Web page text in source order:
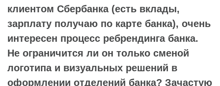
клиентом Сбербанка (есть вклады,
зарплату получаю по карте банка), очень
интересен процесс ребрендинга банка.
Не ограничится ли он только сменой
логотипа и визуальных решений в
оформлении отделений банка? Зачастую